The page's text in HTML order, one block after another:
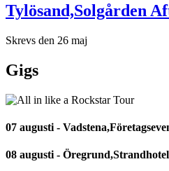
Tylösand,Solgården
Skrevs den 26 maj
Gigs
07 augusti -
08 augusti -